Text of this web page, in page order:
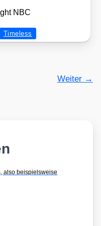
NBC
Timeless
Weiter →
also beispielsweise